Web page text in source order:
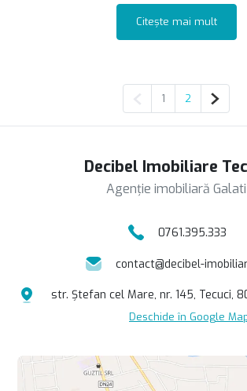
Citește mai mult
Pagina anterioară
1 2
Decibel Imobiliare
Agenție imobiliară Galati
0761.395.333
contact@decibel-
str. Ștefan cel Mare, nr. 145, Tecuci,
Deschide în Google